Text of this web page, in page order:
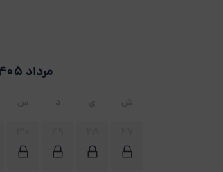
مرداد 1405
ش ی د س